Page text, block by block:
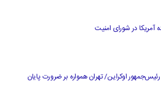
آمریکا در شورای امنیت
رئیس‌جمهور اوکراین/ تهران همواره بر ضرورت پایان